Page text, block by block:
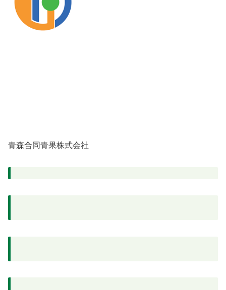
青森合同青果株式会社